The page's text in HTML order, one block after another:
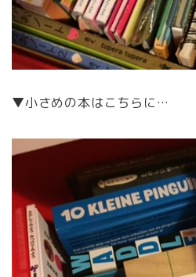
▼小さめの本はこちらに…